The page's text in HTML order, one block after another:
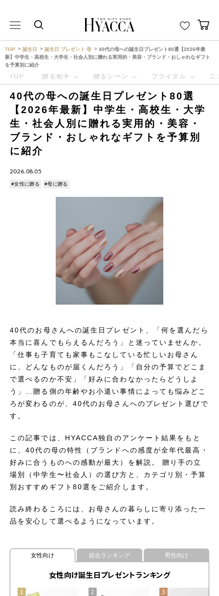
TOP 誕生日 誕生日 プレゼント 母
40代の母への誕生日プレゼント80選【2026年最
新】中学生・高校生・大学生・社会人別に贈れる実用的・美容・ブランド・おしゃれなギフト
を予算別に紹介
TOP 贈る相手 贈るシーン ブライダル ニ
40代の母への誕生日プレゼント80選
【2026年最新】中学生・高校生・大学
生・社会人別に贈れる実用的・美容・
ブランド・おしゃれなギフトを予算別
に紹介
2026.08.05
#女性に贈る #母に贈る
40代のお母さんへの誕生日プレゼント、「何を選んだら
本当に喜んでもらえるんだろう」と迷っていませんか。
「仕事も子育ても家事もこなしている忙しいお母さん
に、どんなものが届くんだろう」「自分の予算でどこま
で選べるのか不安」「好みに合わなかったらどうしよ
う」…贈る側の年齢やお小遣い事情によっても悩みどこ
ろが変わるのが、40代のお母さんへのプレゼント選びで
す。
この記事では、HYACCA独自のアンケート結果をもと
に、40代の母の特性（ブランドへの感度が全年代最高・
好みに合うものへの感動が最大）を解説。 贈り手の立
場別（中学生〜社会人）の選び方と、カテゴリ別・予算
別おすすめギフト80選をご紹介します。
読み終わるころには、お母さんの暮らしに寄り添った一
品を安心して選べるようになっています。
女性向け 総合ランキング 男性向け
女性向け誕生日プレゼントランキング